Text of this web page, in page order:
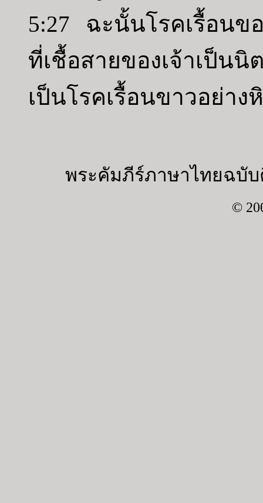
5:27 ฉะนั้นโรคเรื้อนข
ที่เชื้อสายของเจ้าเป็น
เป็นโรคเรื้อนขาวอย่าง
พระคัมภีร์ภาษาไทยฉบับ
©